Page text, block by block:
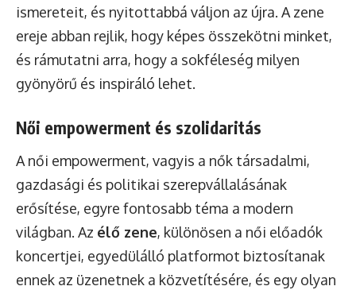
ismereteit, és nyitottabbá váljon az újra. A zene
ereje abban rejlik, hogy képes összekötni minket,
és rámutatni arra, hogy a sokféleség milyen
gyönyörű és inspiráló lehet.
Női empowerment és szolidaritás
A női empowerment, vagyis a nők társadalmi,
gazdasági és politikai szerepvállalásának
erősítése, egyre fontosabb téma a modern
világban. Az élő zene, különösen a női előadók
koncertjei, egyedülálló platformot biztosítanak
ennek az üzenetnek a közvetítésére, és egy olyan